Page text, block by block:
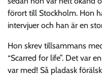
förort till Stockholm. Hon
intervjuer och han är en
Hon skrev tillsammans
“Scarred for life”. Det var
var med! Så pladask